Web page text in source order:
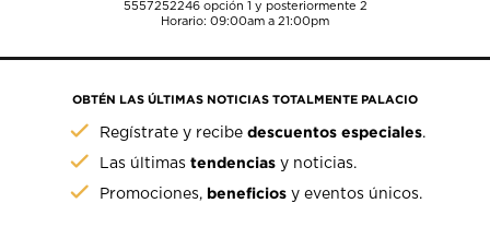
5557252246opción 1 y posteriormente 2
Horario: 09:00am a 21:00pm
OBTÉN LAS ÚLTIMAS NOTICIAS TOTALMENTE PALACIO
Regístrate y recibedescuentos especiales.
Las últimastendencias y noticias.
Promociones, beneficios y eventos únicos.